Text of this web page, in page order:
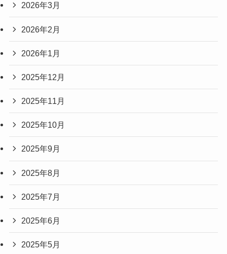
2026年3月
2026年2月
2026年1月
2025年12月
2025年11月
2025年10月
2025年9月
2025年8月
2025年7月
2025年6月
2025年5月